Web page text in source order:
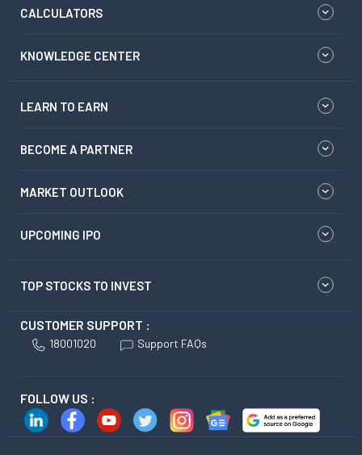
CALCULATORS
KNOWLEDGE CENTER
LEARN TO EARN
BECOME A PARTNER
MARKET OUTLOOK
UPCOMING IPO
TOP STOCKS TO INVEST
CUSTOMER SUPPORT :
18001020 Support FAQs
FOLLOW US :